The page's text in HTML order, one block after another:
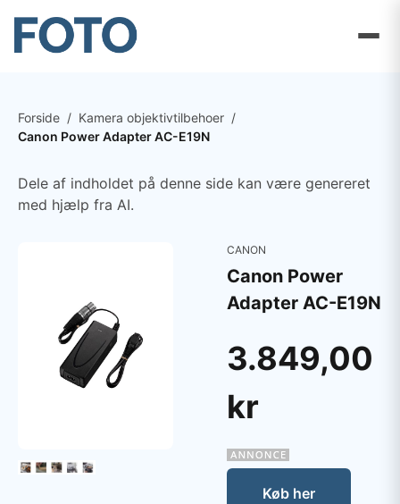
Forside / Kamera objektivtilbehoer /
Canon Power Adapter AC-E19N
Dele af indholdet på denne side kan være genereret
med hjælp fra AI.
CANON
Canon Power
Adapter AC-E19N
3.849,00
kr
Køb her